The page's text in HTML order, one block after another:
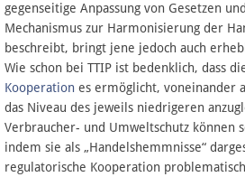
gegenseitige Anpassung von Gesetzen
Mechanismus zur Harmonisierung der
beschreibt, bringt jene jedoch auch
Wie schon bei TTIP ist bedenklich, dass
Kooperation es ermöglicht, voneinander
das Niveau des jeweils niedrigeren
Verbraucher- und Umweltschutz können
indem sie als „Handelshemmnisse“
regulatorische Kooperation